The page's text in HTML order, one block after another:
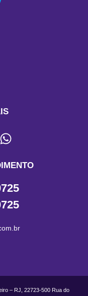
– RJ, 22723-500 Rua do